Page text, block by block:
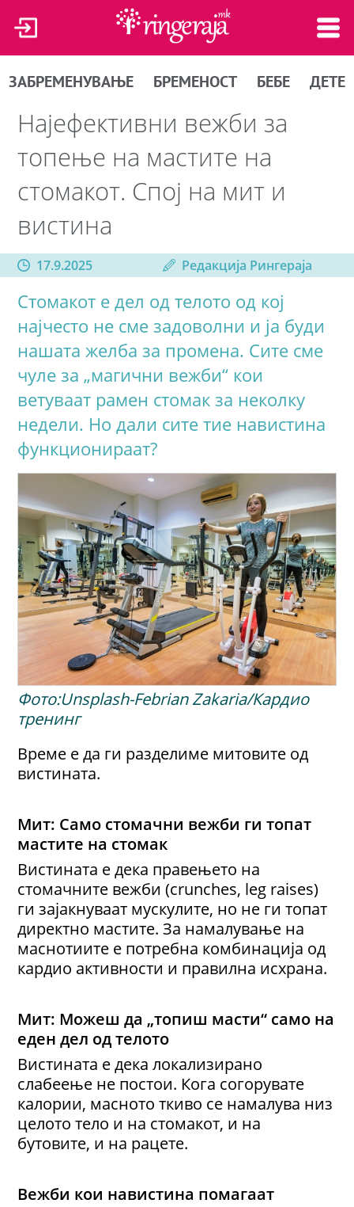
ЗАБРЕМЕНУВАЊЕ БРЕМЕНОСТ БЕБЕ ДЕТЕ
Најефективни вежби за
топење на мастите на
стомакот. Спој на мит и
вистина
17.9.2025 Редакција Рингераја
Стомакот е дел од телото од кој
најчесто не сме задоволни и ја буди
нашата желба за промена. Сите сме
чуле за „магични вежби“ кои
ветуваат рамeн стомак за неколку
недели. Но дали сите тие навистина
функционираат?
Фото:Unsplash-Febrian Zakaria/Кардио
тренинг
Време е да ги разделиме митовите од
вистината.
Мит: Само стомачни вежби ги топат
мастите на стомак
Вистината е дека правењето на
стомачните вежби (crunches, leg raises)
ги зајакнуваат мускулите, но не ги топат
директно мастите. За намалување на
маснотиите е потребна комбинација од
кардио активности и правилна исхрана.
Мит: Можеш да „топиш масти“ само на
еден дел од телото
Вистината е дека локализирано
слабеење не постои. Кога согорувате
калории, масното ткиво се намалува низ
целото тело и на стомакот, и на
бутовите, и на рацете.
Вежби кои навистина помагаат